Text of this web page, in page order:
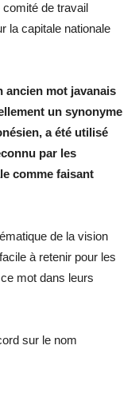
comité de travail
la capitale nationale
ancien mot javanais
un synonyme
a été utilisé
par les
comme faisant
de la vision
à retenir pour les
mot dans leurs
sur le nom